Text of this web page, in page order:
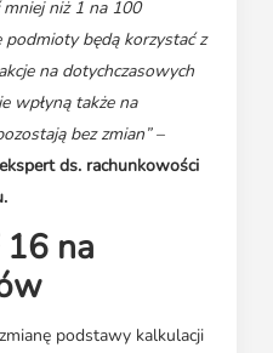
niż 1 na 100
podmioty będą korzystać z
na dotychczasowych
wpłyną także na
bez zmian”–
ds. rachunkowości
16 na
podstawy kalkulacji